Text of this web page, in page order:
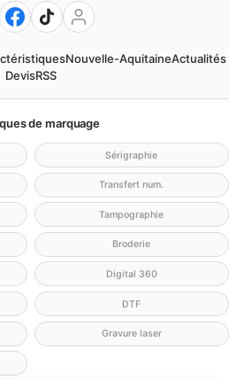
Nouvelle-AquitaineActualités
DevisRSS
de marquage
Sérigraphie
Transfert num.
Tampographie
Broderie
Digital 360
DTF
Gravure laser